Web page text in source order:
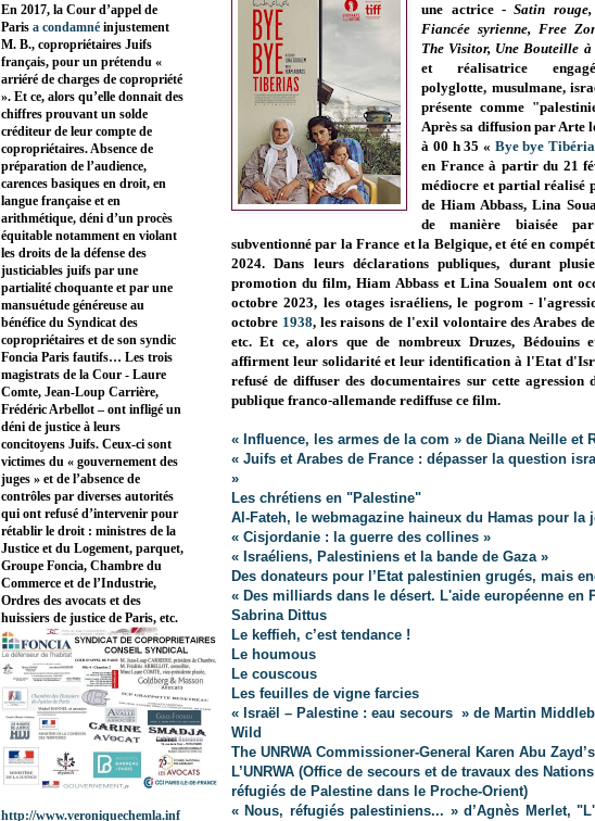
une actrice -Satin
Fiancée syrienne, Free
The Visitor, Une Bouteille à
et réalisatrice
polyglotte, musulmane,
présente comme
Après sa diffusion par Arte
à 00 h 35 « Bye bye
en France à partir du 21
médiocre et partial réalisé
deHiam Abbass, Lina
de manière biaisée
subventionné par la France et la Belgique, et été en
2024. Dans leurs déclarations publiques, durant
promotion du film, Hiam Abbass et Lina Soualem ont
octobre 2023, les otages israéliens, le pogrom -
octobre 1938, les raisons de l'exil volontaire des Arabes
etc. Et ce, alors que de nombreux Druzes, Bédouins
affirment leur solidarité et leur identification à l'Etat
refusé de diffuser des documentaires sur cette agression
publique franco-allemande rediffuse ce film.
« Influence, les armes de la com » de Diana Neille et
« Juifs et Arabes de France : dépasser la question
»
Les chrétiens en "Palestine"
Al-Fateh, le webmagazine haineux du Hamas pour la
« Cisjordanie : la guerre des collines »
« Israéliens, Palestiniens et la bande de Gaza »
Des donateurs pour l’Etat palestinien grugés, mais
« Des milliards dans le désert. L'aide européenne en
Sabrina Dittus
Le keffieh, c’est tendance !
Le houmous
Le couscous
Les feuilles de vigne farcies
« Israël – Palestine : eau secours » de Martin
Wild
The UNRWA Commissioner-General Karen Abu
L’UNRWA (Office de secours et de travaux des
réfugiés de Palestine dans le Proche-Orient)
« Nous, réfugiés palestiniens... » d’Agnès Merlet,
En 2017, la Cour d’appel de
Paris a condamné injustement
M. B., copropriétaires Juifs
français, pour un prétendu «
arriéré de charges de copropriété
». Et ce, alors qu’elle donnait des
chiffres prouvant un solde
créditeur de leur compte de
copropriétaires. Absence de
préparation de l’audience,
carences basiques en droit, en
langue française et en
arithmétique, déni d’un procès
équitable notamment en violant
les droits de la défense des
justiciables juifs par une
partialité choquante et par une
mansuétude généreuse au
bénéfice du Syndicat des
copropriétaires et de son syndic
Foncia Paris fautifs… Les trois
magistrats de la Cour - Laure
Comte, Jean-Loup Carrière,
Frédéric Arbellot – ont infligé un
déni de justice à leurs
concitoyens Juifs. Ceux-ci sont
victimes du « gouvernement des
juges » et de l’absence de
contrôles par diverses autorités
qui ont refusé d’intervenir pour
rétablir le droit : ministres de la
Justice et du Logement, parquet,
Groupe Foncia, Chambre du
Commerce et de l’Industrie,
Ordres des avocats et des
huissiers de justice de Paris, etc.
http://www.veroniquechemla.inf